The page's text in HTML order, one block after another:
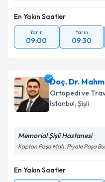
En Yakın Saatler
Yarın
09:00
Yarın
09:30
Doç. Dr.
Ortopedi ve
İstanbul, Şişli
Memorial Şişli Hastanesi
Kaptan Paşa Mah. Piyale Paşa
En Yakın Saatler